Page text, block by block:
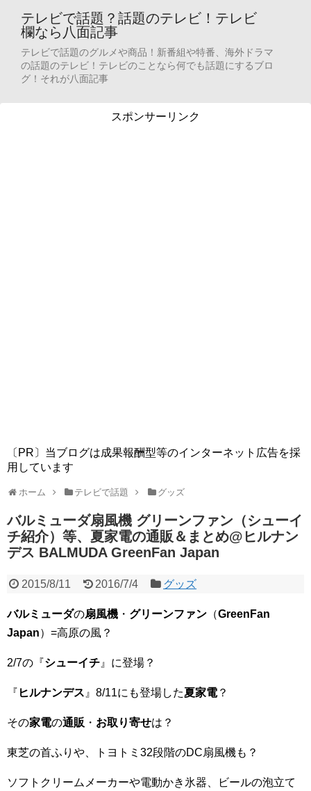
テレビで話題？話題のテレビ！テレビ
欄なら八面記事
テレビで話題のグルメや商品！新番組や特番、海外ドラマ
の話題のテレビ！テレビのことなら何でも話題にするブロ
グ！それが八面記事
スポンサーリンク
〔PR〕当ブログは成果報酬型等のインターネット広告を採
用しています
ホーム テレビで話題 グッズ
バルミューダ扇風機 グリーンファン（シューイ
チ紹介）等、夏家電の通販＆まとめ@ヒルナン
デス BALMUDA GreenFan Japan
2015/8/11 2016/7/4 グッズ
バルミューダの扇風機 ・ グリーンファン （GreenFan
Japan）=高原の風？
2/7の『シューイチ 』に登場？
『 ヒルナンデス 』8/11にも登場した夏家電？
その家電の通販 ・ お取り寄せは？
東芝の首ふりや、トヨトミ32段階のDC扇風機も？
ソフトクリームメーカーや電動かき氷器、ビールの泡立て